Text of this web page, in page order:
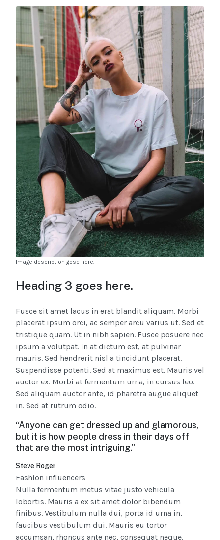
Image description gose here.
Heading 3 goes here.
Fusce sit amet lacus in erat blandit aliquam. Morbi
placerat ipsum orci, ac semper arcu varius ut. Sed et
tristique quam. Ut in nibh sapien. Fusce posuere nec
ipsum a volutpat. In at dictum est, at pulvinar
mauris. Sed hendrerit nisl a tincidunt placerat.
Suspendisse potenti. Sed at maximus est. Mauris vel
auctor ex. Morbi at fermentum urna, in cursus leo.
Sed aliquam auctor ante, id pharetra augue aliquet
in. Sed at rutrum odio.
“Anyone can get dressed up and glamorous,
but it is how people dress in their days off
that are the most intriguing.”
Steve Roger
Fashion Influencers
Nulla fermentum metus vitae justo vehicula
lobortis. Mauris a ex sit amet dolor bibendum
finibus. Vestibulum nulla dui, porta id urna in,
faucibus vestibulum dui. Mauris eu tortor
accumsan, rhoncus ante nec, consequat neque.